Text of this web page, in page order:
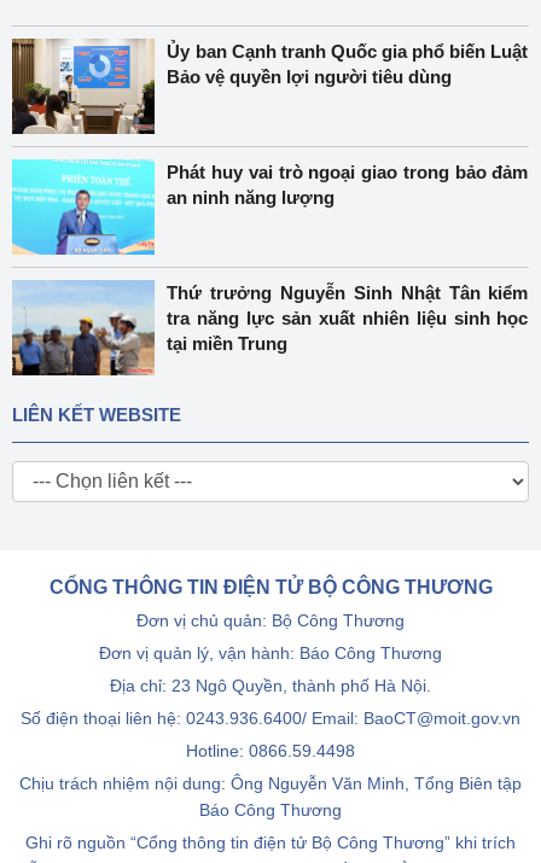
Ủy ban Cạnh tranh Quốc gia phổ biến Luật
Bảo vệ quyền lợi người tiêu dùng
Phát huy vai trò ngoại giao trong bảo đảm
an ninh năng lượng
Thứ trưởng Nguyễn Sinh Nhật Tân kiểm
tra năng lực sản xuất nhiên liệu sinh học
tại miền Trung
LIÊN KẾT WEBSITE
CỔNG THÔNG TIN ĐIỆN TỬ BỘ CÔNG THƯƠNG
Đơn vị chủ quản: Bộ Công Thương
Đơn vị quản lý, vận hành: Báo Công Thương
Địa chỉ: 23 Ngô Quyền, thành phố Hà Nội.
Số điện thoại liên hệ: 0243.936.6400/ Email: BaoCT@moit.gov.vn
Hotline: 0866.59.4498
Chịu trách nhiệm nội dung: Ông Nguyễn Văn Minh, Tổng Biên tập
Báo Công Thương
Ghi rõ nguồn “Cổng thông tin điện tử Bộ Công Thương” khi trích